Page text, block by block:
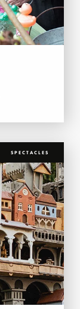
SPECTACLES